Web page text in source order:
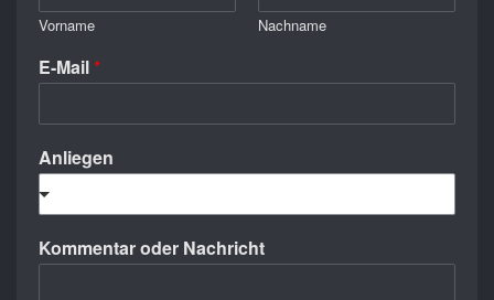
Vorname Nachname
E-Mail*
Anliegen
Kommentar oder Nachricht